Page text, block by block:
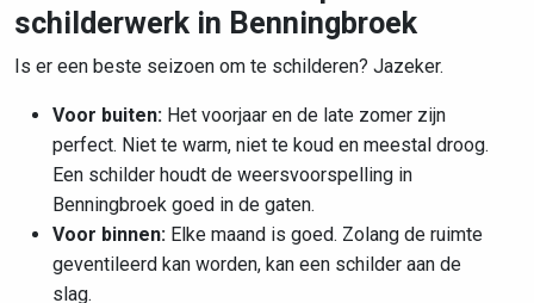
schilderwerk in Benningbroek
Is er een beste seizoen om te schilderen? Jazeker.
Voor buiten: Het voorjaar en de late zomer zijn
perfect. Niet te warm, niet te koud en meestal droog.
Een schilder houdt de weersvoorspelling in
Benningbroek goed in de gaten.
Voor binnen: Elke maand is goed. Zolang de ruimte
geventileerd kan worden, kan een schilder aan de
slag.